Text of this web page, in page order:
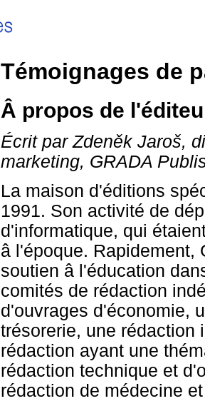
Témoignages de
Â propos de
Écrit par Zdeněk Jaroš,
marketing, GRADA
La maison d'éditions
1991. Son activité de
d'informatique, qui
â l'époque. Rapidement,
soutien â l'éducation
comités de rédaction
d'ouvrages d'économie,
trésorerie, une rédaction
rédaction ayant une
rédaction technique et
rédaction de médecine